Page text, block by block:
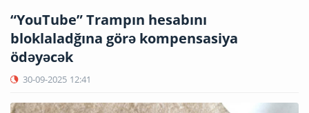
“YouTube” Trampın hesabını
bloklaladğına görə kompensasiya
ödəyəcək
30-09-2025 12:41